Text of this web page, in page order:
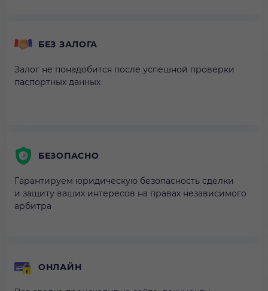
БЕЗ ЗАЛОГА
Залог не понадобится после успешной проверки
паспортных данных
БЕЗОПАСНО
Гарантируем юридическую безопасность сделки
и защиту ваших интересов на правах независимого
арбитра
ОНЛАЙН